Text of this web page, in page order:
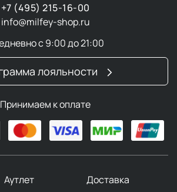
+7 (495) 215-16-00
info@milfey-shop.ru
с 9:00 до 21:00
лояльности
Принимаем к оплате
Аутлет
Доставка